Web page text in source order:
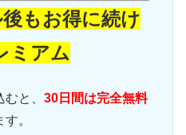
もお得に続け
ミアム
と、 30日間は完全無料
。